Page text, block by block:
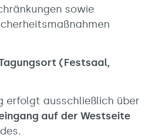
sowie
(Festsaal,
erfolgt ausschließlich über
auf der Westseite